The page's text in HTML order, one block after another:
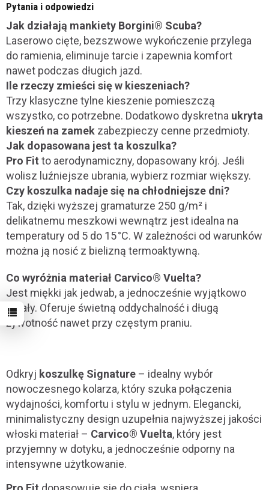
Pytania i odpowiedzi
Jak działają mankiety Borgini® Scuba?
Laserowo cięte, bezszwowe wykończenie przylega
do ramienia, eliminuje tarcie i zapewnia komfort
nawet podczas długich jazd.
Ile rzeczy zmieści się w kieszeniach?
Trzy klasyczne tylne kieszenie pomieszczą
wszystko, co potrzebne. Dodatkowo dyskretna ukryta
kieszeń na zamek zabezpieczy cenne przedmioty.
Jak dopasowana jest ta koszulka?
Pro Fit to aerodynamiczny, dopasowany krój. Jeśli
wolisz luźniejsze ubrania, wybierz rozmiar większy.
Czy koszulka nadaje się na chłodniejsze dni?
Tak, dzięki wyższej gramaturze 250 g/m² i
delikatnemu meszkowi wewnątrz jest idealna na
temperatury od 5 do 15 °C. W zależności od warunków
można ją nosić z bielizną termoaktywną.
Co wyróżnia materiał Carvico® Vuelta?
Jest miękki jak jedwab, a jednocześnie wyjątkowo
trwały. Oferuje świetną oddychalność i długą
żywotność nawet przy częstym praniu.
Odkryj koszulkę Signature – idealny wybór
nowoczesnego kolarza, który szuka połączenia
wydajności, komfortu i stylu w jednym. Elegancki,
minimalistyczny design uzupełnia najwyższej jakości
włoski materiał – Carvico® Vuelta, który jest
przyjemny w dotyku, a jednocześnie odporny na
intensywne użytkowanie.